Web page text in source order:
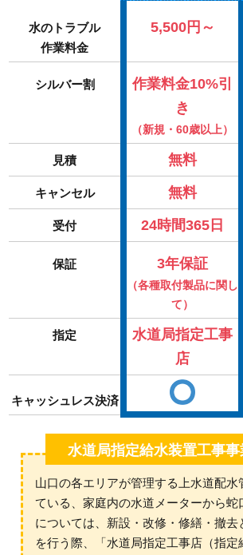
水のトラブル
作業料金
5,500円～
シルバー割
作業料金10%引
き
（新規・60歳以上）
見積 無料
キャンセル 無料
受付 24時間365日
保証 3年保証
（各種取付製品に関し
て）
指定
水道局指定工事
店
キャッシュレス決済
水道局指定給水装置工事
山口の各エリアが管理する上水道配水
ている、家庭内の水道メーターから蛇
については、新設・改修・修繕・撤去
を行う際、「水道局指定工事店（指定